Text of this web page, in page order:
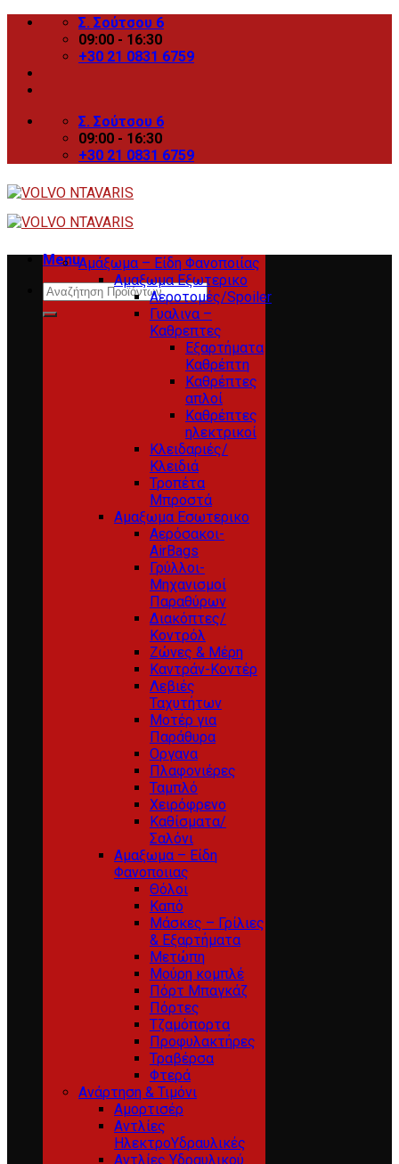
Skip
Σ. Σούτσου 6
09:00 - 16:30
+30 21 0831 6759
Σ. Σούτσου 6
09:00 - 16:30
+30 21 0831 6759
Menu
Search
for:
Αμάξωμα – Είδη Φανοποιίας
Αμαξωμα Εξωτερικο
Αεροτομές/Spoiler
Γυαλινα –
Καθρεπτες
Εξαρτήματα
Καθρέπτη
Καθρέπτες
απλοί
Καθρέπτες
ηλεκτρικοί
Κλειδαριές/
Κλειδιά
Τροπέτα
Μπροστά
Αμαξωμα Εσωτερικο
Αερόσακοι-
AirBags
Γρύλλοι-
Μηχανισμοί
Παραθύρων
Διακόπτες/
Κοντρόλ
Ζώνες & Μέρη
Καντράν-Κοντέρ
Λεβιές
Ταχυτήτων
Μοτέρ για
Παράθυρα
Οργανα
Πλαφονιέρες
Ταμπλό
Χειρόφρενο
Καθίσματα/
Σαλόνι
Αμαξωμα – Είδη
Φανοποιιας
Θόλοι
Καπό
Μάσκες – Γρίλιες
& Εξαρτήματα
Μετώπη
Μούρη κομπλέ
Πόρτ Μπαγκάζ
Πόρτες
Τζαμόπορτα
Προφυλακτήρες
Τραβέρσα
Φτερά
Ανάρτηση & Τιμόνι
Αμορτισέρ
Αντλίες
ΗλεκτροΥδραυλικές
Αντλίες Υδραυλικού